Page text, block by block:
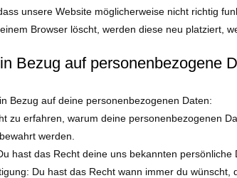
unsere Website möglicherweise nicht richtig
Browser löscht, werden diese neu platziert,
Bezug auf personenbezogene
Bezug auf deine personenbezogenen Daten:
zu erfahren, warum deine personenbezogenen
werden.
hast das Recht deine uns bekannten persönliche
Du hast das Recht wann immer du wünscht,